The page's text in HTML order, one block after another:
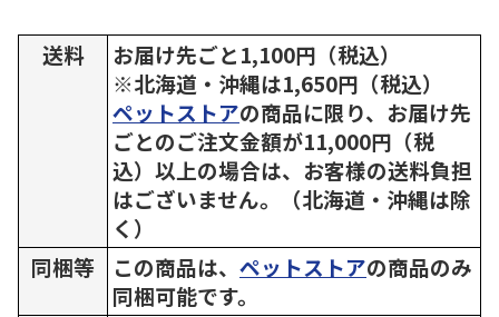
送料
お届け先ごと1,100円（税込）
※北海道・沖縄は1,650円（税込）
ペットストアの商品に限り、お届け先
ごとのご注文金額が11,000円（税
込）以上の場合は、お客様の送料負担
はございません。（北海道・沖縄は除
く）
同梱等
この商品は、 ペットストアの商品のみ
同梱可能です。